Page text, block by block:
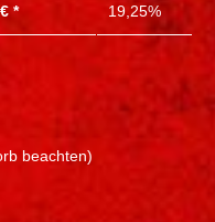
* 19,25%
beachten)